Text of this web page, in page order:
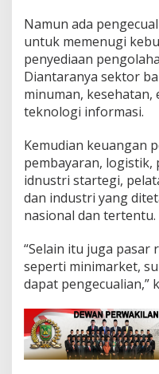
Namun ada
untuk memenugi
penyediaan
Diantaranya sektor
minuman, kesehatan,
teknologi informasi.
Kemudian keuangan
pembayaran,
idnustri startegi,
dan industri yang
nasional dan tertentu.
“Selain itu juga pasar
seperti minimarket,
dapat pengecualian,”